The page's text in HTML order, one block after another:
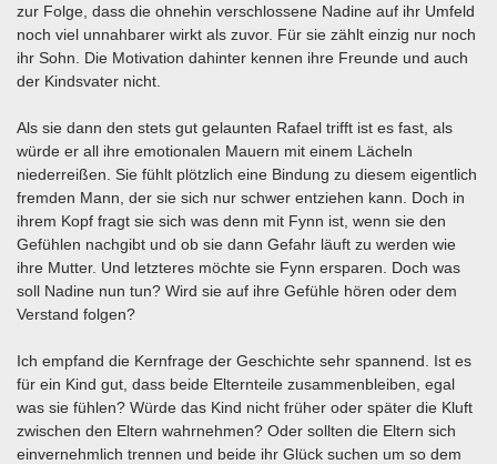
zur Folge, dass die ohnehin verschlossene Nadine auf ihr Umfeld
noch viel unnahbarer wirkt als zuvor. Für sie zählt einzig nur noch
ihr Sohn. Die Motivation dahinter kennen ihre Freunde und auch
der Kindsvater nicht.
Als sie dann den stets gut gelaunten Rafael trifft ist es fast, als
würde er all ihre emotionalen Mauern mit einem Lächeln
niederreißen. Sie fühlt plötzlich eine Bindung zu diesem eigentlich
fremden Mann, der sie sich nur schwer entziehen kann. Doch in
ihrem Kopf fragt sie sich was denn mit Fynn ist, wenn sie den
Gefühlen nachgibt und ob sie dann Gefahr läuft zu werden wie
ihre Mutter. Und letzteres möchte sie Fynn ersparen. Doch was
soll Nadine nun tun? Wird sie auf ihre Gefühle hören oder dem
Verstand folgen?
Ich empfand die Kernfrage der Geschichte sehr spannend. Ist es
für ein Kind gut, dass beide Elternteile zusammenbleiben, egal
was sie fühlen? Würde das Kind nicht früher oder später die Kluft
zwischen den Eltern wahrnehmen? Oder sollten die Eltern sich
einvernehmlich trennen und beide ihr Glück suchen um so dem